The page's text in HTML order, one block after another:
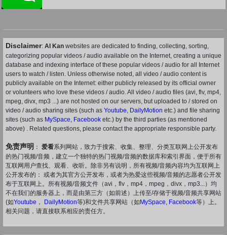
Disclaimer: AI Kan websites are dedicated to finding, collecting, sorting,
categorizing popular videos / audio available on the Internet, creating a unique
database and indexing interface of these popular videos / audio for all Internet
users to watch / listen. Unless otherwise noted, all video / audio content is
publicly available on the Internet: either publicly released by its official owner
or volunteers who love these videos / audio. All video / audio files (avi, flv, mp4,
mpeg, divx, mp3 ...) are not hosted on our servers, but uploaded to / stored on
video / audio sharing sites (such as Youtube DailyMotion etc.) and file sharing
sites (such as MySpace Facebook etc.) by the third parties (as mentioned
above) . Related questions, please contact the appropriate responsible party.
免责声明 ： 爱看系列网站，致力于搜索、收集、整理、分类互联网上公开发布
的热门视频/音频，建立一个独特的热门视频/音频的数据库和索引界面，便于所有
互联网用户查找、观看、收听。除非另有说明，所有视频/音频内容均为互联网上
公开发布的： 或者为其官方公开发布，或者为热爱这些视频/音频的志愿者公开发
布于互联网上。所有视频/音频文件（avi，flv，mp4，mpeg，divx，mp3...）均
不在我们的服务器上，而是由第三方（如前述）上传至/存储于视频/音频共享网站
(如Youtube ， DailyMotion等)和文件共享网站（如MySpace Facebook等）上。
相关问题，请直接联系相应的责任方。